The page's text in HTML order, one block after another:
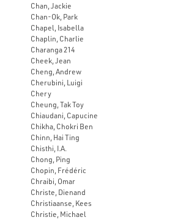
Chan, Jackie
Chan-Ok, Park
Chapel, Isabella
Chaplin, Charlie
Charanga 214
Cheek, Jean
Cheng, Andrew
Cherubini, Luigi
Chery
Cheung, Tak Toy
Chiaudani, Capucine
Chikha, Chokri Ben
Chinn, Hai Ting
Chisthi, I.A.
Chong, Ping
Chopin, Frédéric
Chraibi, Omar
Christe, Dienand
Christiaanse, Kees
Christie, Michael